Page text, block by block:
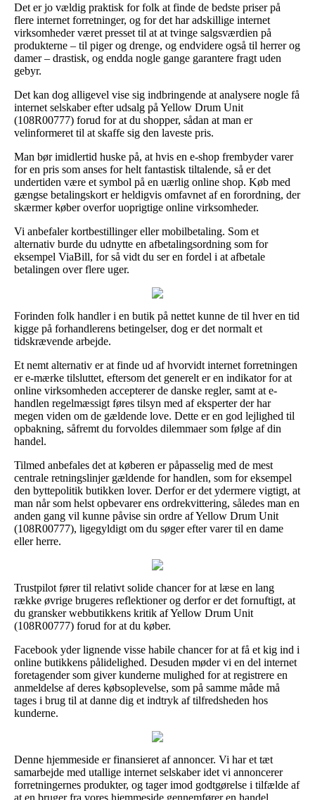
Det er jo vældig praktisk for folk at finde de bedste priser på
flere internet forretninger, og for det har adskillige internet
virksomheder været presset til at at tvinge salgsværdien på
produkterne – til piger og drenge, og endvidere også til herrer og
damer – drastisk, og endda nogle gange garantere fragt uden
gebyr.
Det kan dog alligevel vise sig indbringende at analysere nogle få
internet selskaber efter udsalg på Yellow Drum Unit
(108R00777) forud for at du shopper, sådan at man er
velinformeret til at skaffe sig den laveste pris.
Man bør imidlertid huske på, at hvis en e-shop frembyder varer
for en pris som anses for helt fantastisk tiltalende, så er det
undertiden være et symbol på en uærlig online shop. Køb med
gængse betalingskort er heldigvis omfavnet af en forordning, der
skærmer køber overfor uoprigtige online virksomheder.
Vi anbefaler kortbestillinger eller mobilbetaling. Som et
alternativ burde du udnytte en afbetalingsordning som for
eksempel ViaBill, for så vidt du ser en fordel i at afbetale
betalingen over flere uger.
Forinden folk handler i en butik på nettet kunne de til hver en tid
kigge på forhandlerens betingelser, dog er det normalt et
tidskrævende arbejde.
Et nemt alternativ er at finde ud af hvorvidt internet forretningen
er e-mærke tilsluttet, eftersom det generelt er en indikator for at
online virksomheden accepterer de danske regler, samt at e-
handlen regelmæssigt føres tilsyn med af eksperter der har
megen viden om de gældende love. Dette er en god lejlighed til
opbakning, såfremt du forvoldes dilemmaer som følge af din
handel.
Tilmed anbefales det at køberen er påpasselig med de mest
centrale retningslinjer gældende for handlen, som for eksempel
den byttepolitik butikken lover. Derfor er det ydermere vigtigt, at
man når som helst opbevarer ens ordrekvittering, således man en
anden gang vil kunne påvise sin ordre af Yellow Drum Unit
(108R00777), ligegyldigt om du søger efter varer til en dame
eller herre.
Trustpilot fører til relativt solide chancer for at læse en lang
række øvrige brugeres reflektioner og derfor er det fornuftigt, at
du gransker webbutikkens kritik af Yellow Drum Unit
(108R00777) forud for at du køber.
Facebook yder lignende visse habile chancer for at få et kig ind i
online butikkens pålidelighed. Desuden møder vi en del internet
foretagender som giver kunderne mulighed for at registrere en
anmeldelse af deres købsoplevelse, som på samme måde må
tages i brug til at danne dig et indtryk af tilfredsheden hos
kunderne.
Denne hjemmeside er finansieret af annoncer. Vi har et tæt
samarbejde med utallige internet selskaber idet vi annoncerer
forretningernes produkter, og tager imod godtgørelse i tilfælde af
at en bruger fra vores hjemmeside gennemfører en handel.